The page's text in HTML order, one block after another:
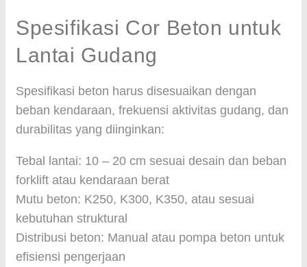
Spesifikasi Cor Beton untuk
Lantai Gudang
Spesifikasi beton harus disesuaikan dengan
beban kendaraan, frekuensi aktivitas gudang, dan
durabilitas yang diinginkan:
Tebal lantai: 10 – 20 cm sesuai desain dan beban
forklift atau kendaraan berat
Mutu beton: K250, K300, K350, atau sesuai
kebutuhan struktural
Distribusi beton: Manual atau pompa beton untuk
efisiensi pengerjaan